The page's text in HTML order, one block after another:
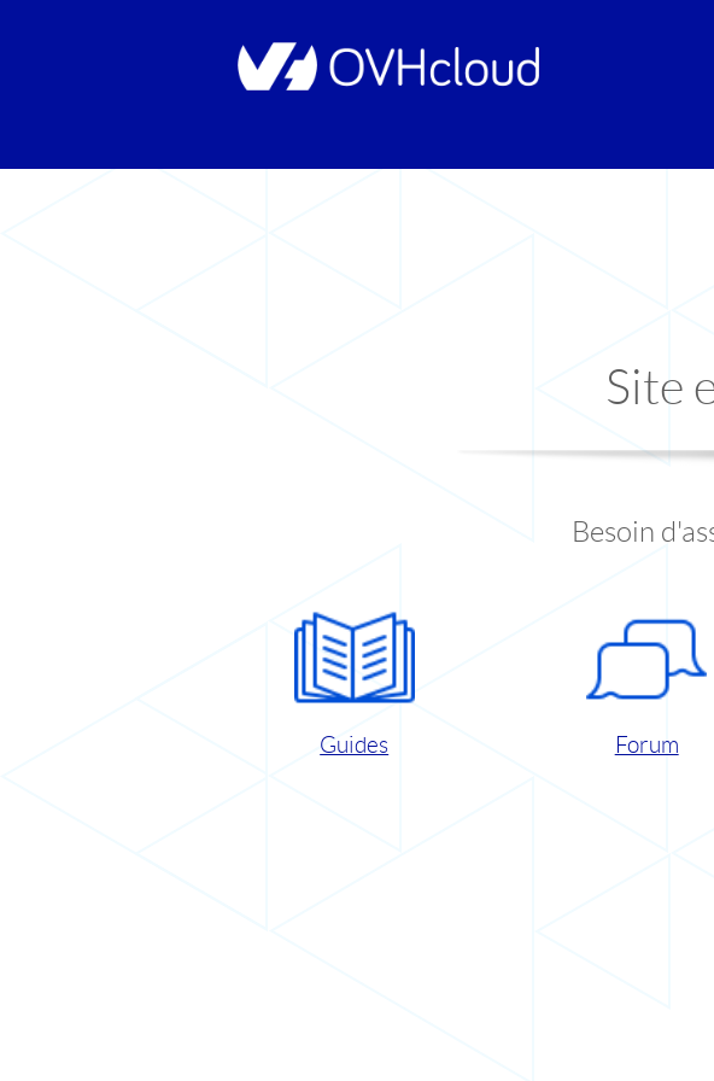
Site
Besoin
Guides Forum